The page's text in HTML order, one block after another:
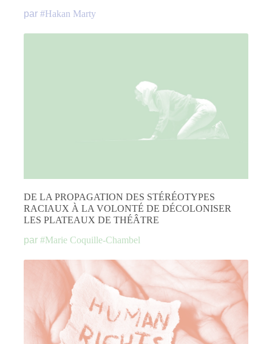
par #Hakan Marty
DE LA PROPAGATION DES STÉRÉOTYPES
RACIAUX À LA VOLONTÉ DE DÉCOLONISER
LES PLATEAUX DE THÉÂTRE
par #Marie Coquille-Chambel